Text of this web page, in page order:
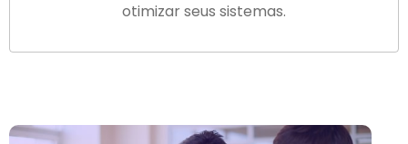
otimizar seus sistemas.